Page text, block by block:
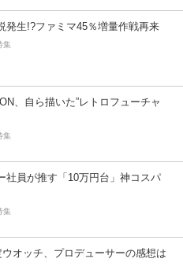
発生!?ファミマ45％増量作戦再来
集
、自ら描いた”レトロフューチャ
集
社員が推す「10万円台」神コスパ
集
ウオッチ、プロデューサーの感想は